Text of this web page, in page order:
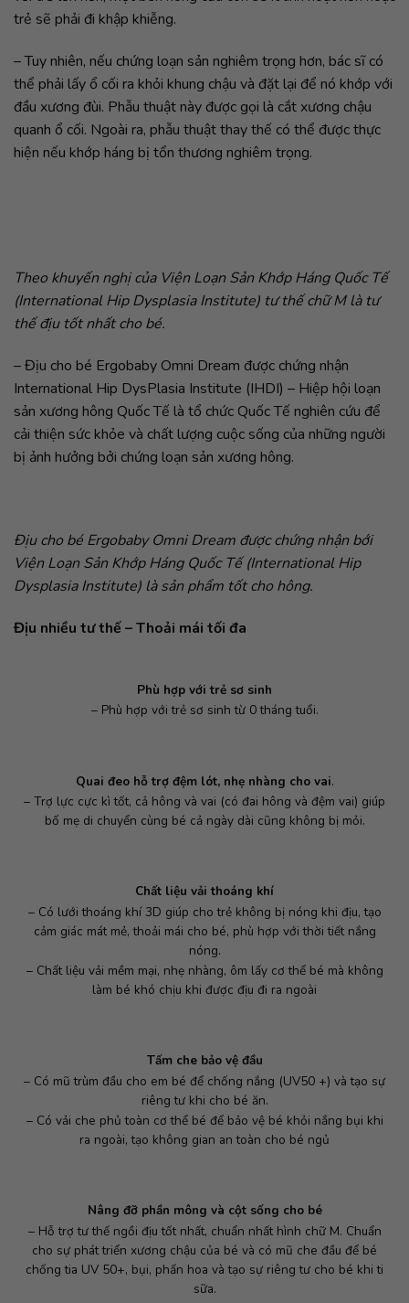
trẻ sẽ phải đi khập khiễng.
– Tuy nhiên, nếu chứng loạn sản nghiêm trọng hơn, bác sĩ có
thể phải lấy ổ cối ra khỏi khung chậu và đặt lại để nó khớp với
đầu xương đùi. Phẫu thuật này được gọi là cắt xương chậu
quanh ổ cối. Ngoài ra, phẫu thuật thay thế có thể được thực
hiện nếu khớp háng bị tổn thương nghiêm trọng.
Theo khuyến nghị của Viện Loạn Sản Khớp Háng Quốc Tế
(International Hip Dysplasia Institute) tư thế chữ M là tư
thế địu tốt nhất cho bé.
– Địu cho bé Ergobaby Omni Dream được chứng nhận
International Hip DysPlasia Institute (IHDI) – Hiệp hội loạn
sản xương hông Quốc Tế là tổ chức Quốc Tế nghiên cứu để
cải thiện sức khỏe và chất lượng cuộc sống của những người
bị ảnh hưởng bởi chứng loạn sản xương hông.
Địu cho bé Ergobaby Omni Dream được chứng nhận bới
Viện Loạn Sản Khớp Háng Quốc Tế (International Hip
Dysplasia Institute) là sản phẩm tốt cho hông.
Địu nhiều tư thế – Thoải mái tối đa
Phù hợp với trẻ sơ sinh
– Phù hợp với trẻ sơ sinh từ 0 tháng tuổi.
Quai đeo hỗ trợ đệm lót, nhẹ nhàng cho vai.
– Trợ lực cực kì tốt, cả hông và vai (có đai hông và đệm vai) giúp
bố mẹ di chuyển cùng bé cả ngày dài cũng không bị mỏi.
Chất liệu vải thoáng khí
– Có lưới thoáng khí 3D giúp cho trẻ không bị nóng khi địu, tạo
cảm giác mát mẻ, thoải mái cho bé, phù hợp với thời tiết nắng
nóng.
– Chất liệu vải mềm mại, nhẹ nhàng, ôm lấy cơ thể bé mà không
làm bé khó chịu khi được địu đi ra ngoài
Tấm che bảo vệ đầu
– Có mũ trùm đầu cho em bé để chống nắng (UV50 +) và tạo sự
riêng tư khi cho bé ăn.
– Có vải che phủ toàn cơ thể bé để bảo vệ bé khỏi nắng bụi khi
ra ngoài, tạo không gian an toàn cho bé ngủ
Nâng đỡ phần mông và cột sống cho bé
– Hỗ trợ tư thế ngồi địu tốt nhất, chuẩn nhất hình chữ M. Chuẩn
cho sự phát triển xương chậu của bé và có mũ che đầu để bé
chống tia UV 50+, bụi, phấn hoa và tạo sự riêng tư cho bé khi ti
sữa.